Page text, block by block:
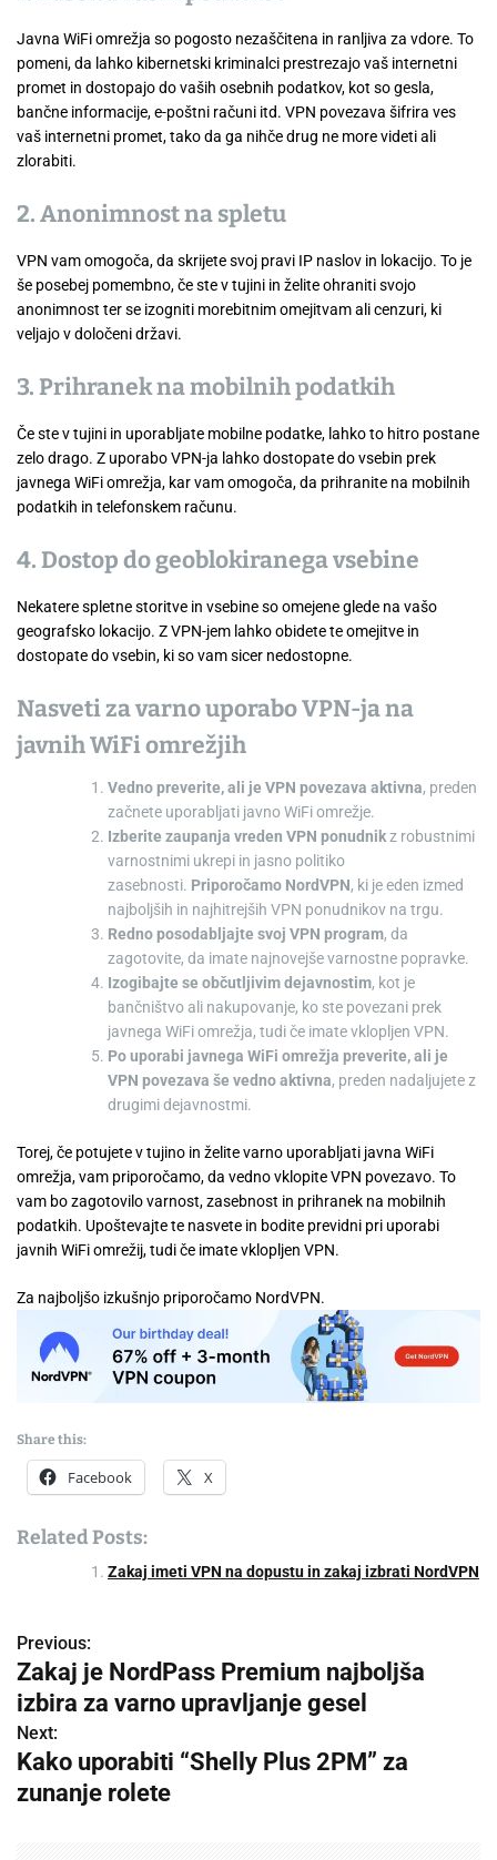
Javna WiFi omrežja so pogosto nezaščitena in ranljiva za vdore. To
pomeni, da lahko kibernetski kriminalci prestrezajo vaš internetni
promet in dostopajo do vaših osebnih podatkov, kot so gesla,
bančne informacije, e-poštni računi itd. VPN povezava šifrira ves
vaš internetni promet, tako da ga nihče drug ne more videti ali
zlorabiti.
2. Anonimnost na spletu
VPN vam omogoča, da skrijete svoj pravi IP naslov in lokacijo. To je
še posebej pomembno, če ste v tujini in želite ohraniti svojo
anonimnost ter se izogniti morebitnim omejitvam ali cenzuri, ki
veljajo v določeni državi.
3. Prihranek na mobilnih podatkih
Če ste v tujini in uporabljate mobilne podatke, lahko to hitro postane
zelo drago. Z uporabo VPN-ja lahko dostopate do vsebin prek
javnega WiFi omrežja, kar vam omogoča, da prihranite na mobilnih
podatkih in telefonskem računu.
4. Dostop do geoblokiranega vsebine
Nekatere spletne storitve in vsebine so omejene glede na vašo
geografsko lokacijo. Z VPN-jem lahko obidete te omejitve in
dostopate do vsebin, ki so vam sicer nedostopne.
Nasveti za varno uporabo VPN-ja na
javnih WiFi omrežjih
Vedno preverite, ali je VPN povezava aktivna, preden
začnete uporabljati javno WiFi omrežje.
Izberite zaupanja vreden VPN ponudnikz robustnimi
varnostnimi ukrepi in jasno politiko
zasebnosti. Priporočamo NordVPN, ki je eden izmed
najboljših in najhitrejših VPN ponudnikov na trgu.
Redno posodabljajte svoj VPN program, da
zagotovite, da imate najnovejše varnostne popravke.
Izogibajte se občutljivim dejavnostim, kot je
bančništvo ali nakupovanje, ko ste povezani prek
javnega WiFi omrežja, tudi če imate vklopljen VPN.
Po uporabi javnega WiFi omrežja preverite, ali je
VPN povezava še vedno aktivna, preden nadaljujete z
drugimi dejavnostmi.
Torej, če potujete v tujino in želite varno uporabljati javna WiFi
omrežja, vam priporočamo, da vedno vklopite VPN povezavo. To
vam bo zagotovilo varnost, zasebnost in prihranek na mobilnih
podatkih. Upoštevajte te nasvete in bodite previdni pri uporabi
javnih WiFi omrežij, tudi če imate vklopljen VPN.
Za najboljšo izkušnjo priporočamo NordVPN.
Share this:
Facebook X
Related Posts:
Zakaj imeti VPN na dopustu in zakaj izbrati NordVPN
P
o
s
t
Previous:
Zakaj je NordPass Premium najboljša
izbira za varno upravljanje gesel
Next:
Kako uporabiti “Shelly Plus 2PM” za
zunanje rolete